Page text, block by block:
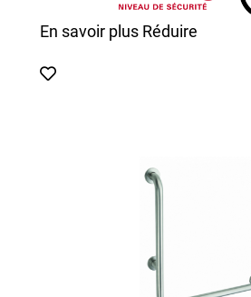
En savoir plus Réduire